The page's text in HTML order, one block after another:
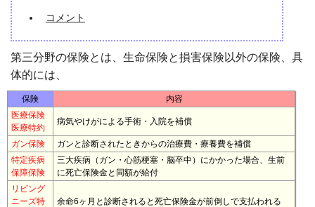
コメント
第三分野の保険とは、生命保険と損害保険以外の保険、具
体的には、
保険
内容
医療保険
医療特約
病気やけがによる手術・入院を補償
ガン保険
ガンと診断されたときからの治療費・療養費を補償
特定疾病
保障保険
三大疾病（ガン・心筋梗塞・脳卒中）にかかった場合、生前
に死亡保険金と同額が給付
リビング
ニーズ特
余命6ヶ月と診断されると死亡保険金が前倒しで支払われる